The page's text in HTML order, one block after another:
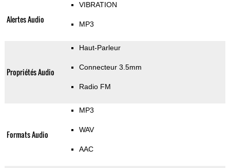
Alertes Audio
VIBRATION
MP3
Propriétés Audio
Haut-Parleur
Connecteur 3.5mm
Radio FM
Formats Audio
MP3
WAV
AAC